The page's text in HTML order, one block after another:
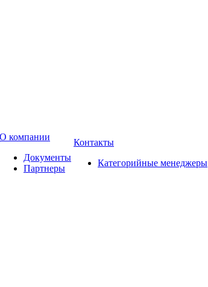
О компании
Документы
Партнеры
Контакты
Категорийные менеджеры